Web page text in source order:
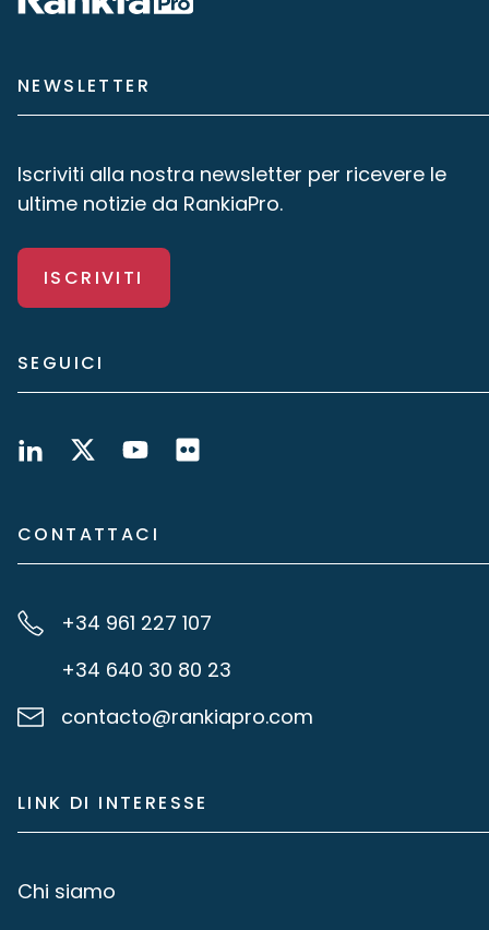
NEWSLETTER
Iscriviti alla nostra newsletter per ricevere le
ultime notizie da RankiaPro.
ISCRIVITI
SEGUICI
CONTATTACI
+34 961 227 107
+34 640 30 80 23
contacto@rankiapro.com
LINK DI INTERESSE
Chi siamo